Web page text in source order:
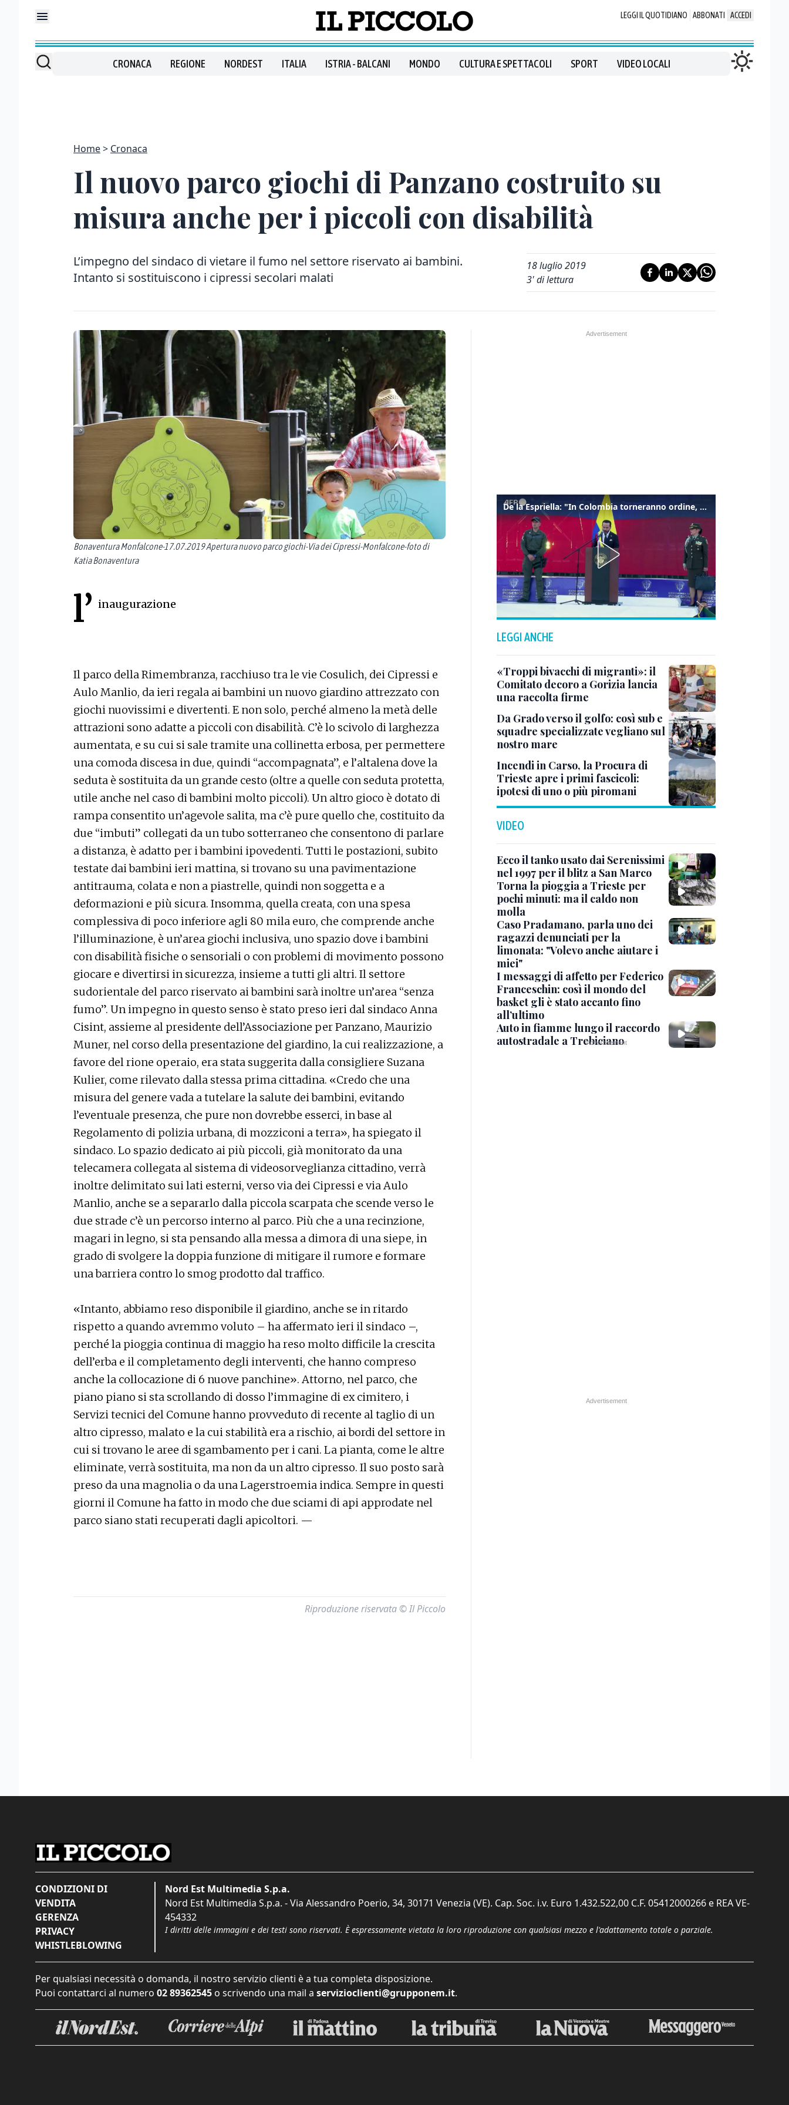
LEGGI IL QUOTIDIANO ABBONATI ACCEDI
CRONACA REGIONE NORDEST ITALIA ISTRIA - BALCANI MONDO CULTURA E SPETTACOLI SPORT VIDEO LOCALI
Home Cronaca
Il nuovo parco giochi di Panzano costruito su
misura anche per i piccoli con disabilità
L’impegno del sindaco di vietare il fumo nel settore riservato ai bambini.
Intanto si sostituiscono i cipressi secolari malati
18 luglio 2019
3' di lettura
Bonaventura Monfalcone-17.07.2019 Apertura nuovo parco giochi-Via dei Cipressi-Monfalcone-foto di
Katia Bonaventura
l’ inaugurazione
Il parco della Rimembranza, racchiuso tra le vie Cosulich, dei Cipressi e
Aulo Manlio, da ieri regala ai bambini un nuovo giardino attrezzato con
giochi nuovissimi e divertenti. E non solo, perché almeno la metà delle
attrazioni sono adatte a piccoli con disabilità. C’è lo scivolo di larghezza
aumentata, e su cui si sale tramite una collinetta erbosa, per permettere
una comoda discesa in due, quindi “accompagnata”, e l’altalena dove la
seduta è sostituita da un grande cesto (oltre a quelle con seduta protetta,
utile anche nel caso di bambini molto piccoli). Un altro gioco è dotato di
rampa consentito un’agevole salita, ma c’è pure quello che, costituito da
due “imbuti” collegati da un tubo sotterraneo che consentono di parlare
a distanza, è adatto per i bambini ipovedenti. Tutti le postazioni, subito
testate dai bambini ieri mattina, si trovano su una pavimentazione
antitrauma, colata e non a piastrelle, quindi non soggetta e a
deformazioni e più sicura. Insomma, quella creata, con una spesa
complessiva di poco inferiore agli 80 mila euro, che comprende anche
l’illuminazione, è un’area giochi inclusiva, uno spazio dove i bambini
con disabilità fisiche o sensoriali o con problemi di movimento possono
giocare e divertirsi in sicurezza, insieme a tutti gli altri. Il settore
sudorientale del parco riservato ai bambini sarà inoltre un’area “senza
fumo”. Un impegno in questo senso è stato preso ieri dal sindaco Anna
Cisint, assieme al presidente dell’Associazione per Panzano, Maurizio
Muner, nel corso della presentazione del giardino, la cui realizzazione, a
favore del rione operaio, era stata suggerita dalla consigliere Suzana
Kulier, come rilevato dalla stessa prima cittadina. «Credo che una
misura del genere vada a tutelare la salute dei bambini, evitando
l’eventuale presenza, che pure non dovrebbe esserci, in base al
Regolamento di polizia urbana, di mozziconi a terra», ha spiegato il
sindaco. Lo spazio dedicato ai più piccoli, già monitorato da una
telecamera collegata al sistema di videosorveglianza cittadino, verrà
inoltre delimitato sui lati esterni, verso via dei Cipressi e via Aulo
Manlio, anche se a separarlo dalla piccola scarpata che scende verso le
due strade c’è un percorso interno al parco. Più che a una recinzione,
magari in legno, si sta pensando alla messa a dimora di una siepe, in
grado di svolgere la doppia funzione di mitigare il rumore e formare
una barriera contro lo smog prodotto dal traffico.
«Intanto, abbiamo reso disponibile il giardino, anche se in ritardo
rispetto a quando avremmo voluto – ha affermato ieri il sindaco –,
perché la pioggia continua di maggio ha reso molto difficile la crescita
dell’erba e il completamento degli interventi, che hanno compreso
anche la collocazione di 6 nuove panchine». Attorno, nel parco, che
piano piano si sta scrollando di dosso l’immagine di ex cimitero, i
Servizi tecnici del Comune hanno provveduto di recente al taglio di un
altro cipresso, malato e la cui stabilità era a rischio, ai bordi del settore in
cui si trovano le aree di sgambamento per i cani. La pianta, come le altre
eliminate, verrà sostituita, ma non da un altro cipresso. Il suo posto sarà
preso da una magnolia o da una Lagerstroemia indica. Sempre in questi
giorni il Comune ha fatto in modo che due sciami di api approdate nel
parco siano stati recuperati dagli apicoltori. —
Riproduzione riservata © Il Piccolo
De la Espriella: "In Colombia torneranno ordine, autorità e libertà"
LEGGI ANCHE
«Troppi bivacchi di migranti»: il
Comitato decoro a Gorizia lancia
una raccolta firme
Da Grado verso il golfo: così sub e
squadre specializzate vegliano sul
nostro mare
Incendi in Carso, la Procura di
Trieste apre i primi fascicoli:
ipotesi di uno o più piromani
VIDEO
Ecco il tanko usato dai Serenissimi
nel 1997 per il blitz a San Marco
Torna la pioggia a Trieste per
pochi minuti: ma il caldo non
molla
Caso Pradamano, parla uno dei
ragazzi denunciati per la
limonata: "Volevo anche aiutare i
miei"
I messaggi di affetto per Federico
Franceschin: così il mondo del
basket gli è stato accanto fino
all’ultimo
Auto in fiamme lungo il raccordo
autostradale a Trebiciano
CONDIZIONI DI
VENDITA
GERENZA
PRIVACY
WHISTLEBLOWING
Nord Est Multimedia S.p.a.
Nord Est Multimedia S.p.a. - Via Alessandro Poerio, 34, 30171 Venezia (VE). Cap. Soc. i.v. Euro 1.432.522,00 C.F. 05412000266 e REA VE-
454332
I diritti delle immagini e dei testi sono riservati. È espressamente vietata la loro riproduzione con qualsiasi mezzo e l'adattamento totale o parziale.
Per qualsiasi necessità o domanda, il nostro servizio clienti è a tua completa disposizione.
Puoi contattarci al numero 02 89362545 o scrivendo una mail a servizioclienti@grupponem.it.